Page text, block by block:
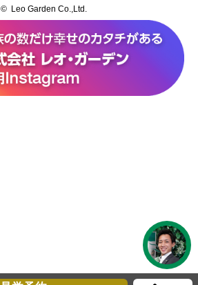
© Leo Garden Co.,Ltd.